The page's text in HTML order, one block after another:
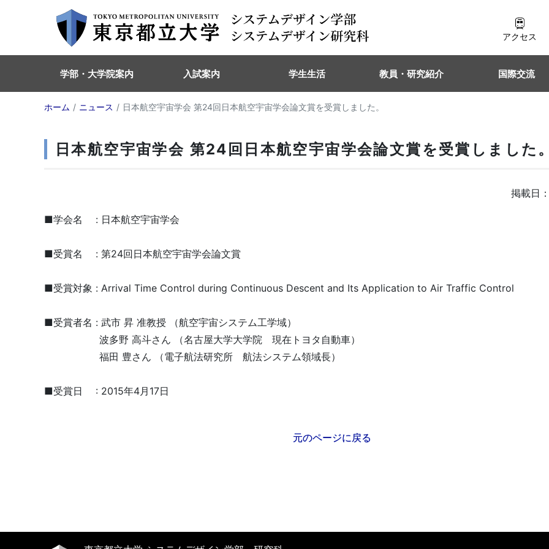
アクセス
学部・大学院案内 入試案内 学生生活 教員・研究紹介 国際交流
ホーム ニュース 日本航空宇宙学会 第24回日本航空宇宙学会論文賞を受賞しました。
日本航空宇宙学会 第24回日本航空宇宙学会論文賞を受賞しました。
掲載日
■学会名 : 日本航空宇宙学会
■受賞名 : 第24回日本航空宇宙学会論文賞
■受賞対象 : Arrival Time Control during Continuous Descent and Its Application to Air Traffic Control
■受賞者名 : 武市 昇 准教授 （航空宇宙システム工学域）
波多野 高斗さん （名古屋大学大学院 現在トヨタ自動車）
福田 豊さん （電子航法研究所 航法システム領域長）
■受賞日 : 2015年4月17日
元のページに戻る